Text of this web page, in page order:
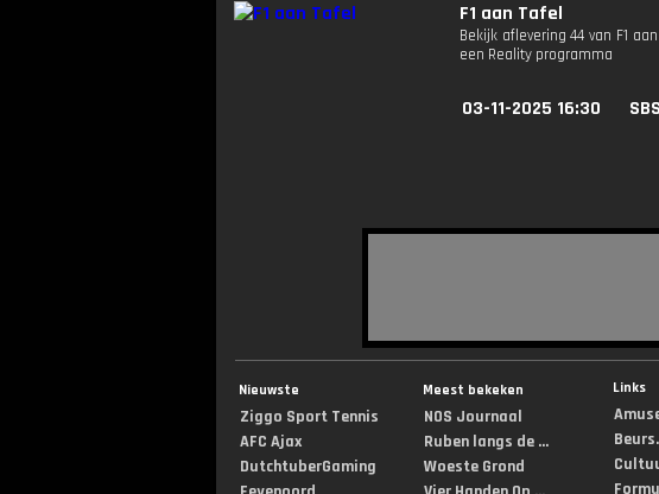
F1 aan Tafel
Bekijk aflevering 44 van F1
een Reality programma
03-11-2025 16:30 SBS
Nieuwste
Ziggo Sport Tennis
AFC Ajax
DutchtuberGaming
Meest bekeken
NOS Journaal
Ruben langs de ...
Woeste Grond
Links